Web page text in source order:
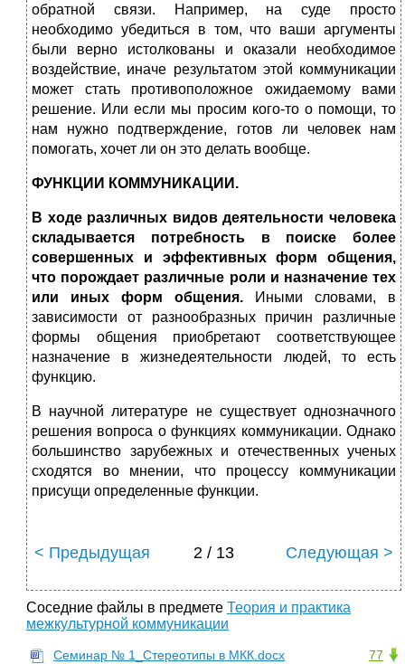
обратной связи. Например, на суде просто
необходимо убедиться в том, что ваши аргументы
были верно истолкованы и оказали необходимое
воздействие, иначе результатом этой коммуникации
может стать противоположное ожидаемому вами
решение. Или если мы просим кого-то о помощи, то
нам нужно подтверждение, готов ли человек нам
помогать, хочет ли он это делать вообще.
ФУНКЦИИ КОММУНИКАЦИИ.
В ходе различных видов деятельности человека
складывается потребность в поиске более
совершенных и эффективных форм общения,
что порождает различные роли и назначение тех
или иных форм общения. Иными словами, в
зависимости от разнообразных причин различные
формы общения приобретают соответствующее
назначение в жизнедеятельности людей, то есть
функцию.
В научной литературе не существует однозначного
решения вопроса о функциях коммуникации. Однако
большинство зарубежных и отечественных ученых
сходятся во мнении, что процессу коммуникации
присущи определенные функции.
< Предыдущая 2 / 13 Следующая >
Соседние файлы в предмете Теория и практика
межкультурной коммуникации
77
Семинар № 1_Стереотипы в МКК.docx